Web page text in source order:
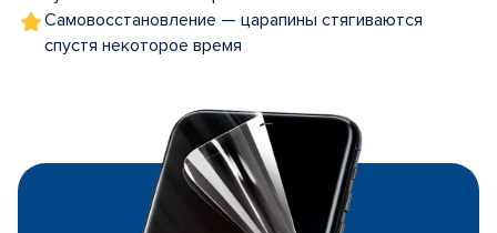
Самовосстановление — царапины стягиваются
спустя некоторое время